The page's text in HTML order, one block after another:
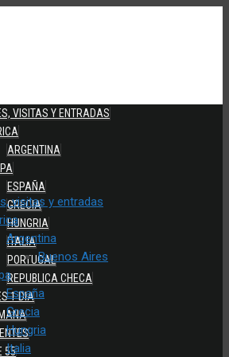
VISITAS Y ENTRADAS
ARGENTINA
ESPAÑA
GRECIA
HUNGRIA
ITALIA
PORTUGAL
REPUBLICA CHECA
1 DIA
55
visitas y entradas
Argentina
Buenos Aires
España
Grecia
Hungria
Italia